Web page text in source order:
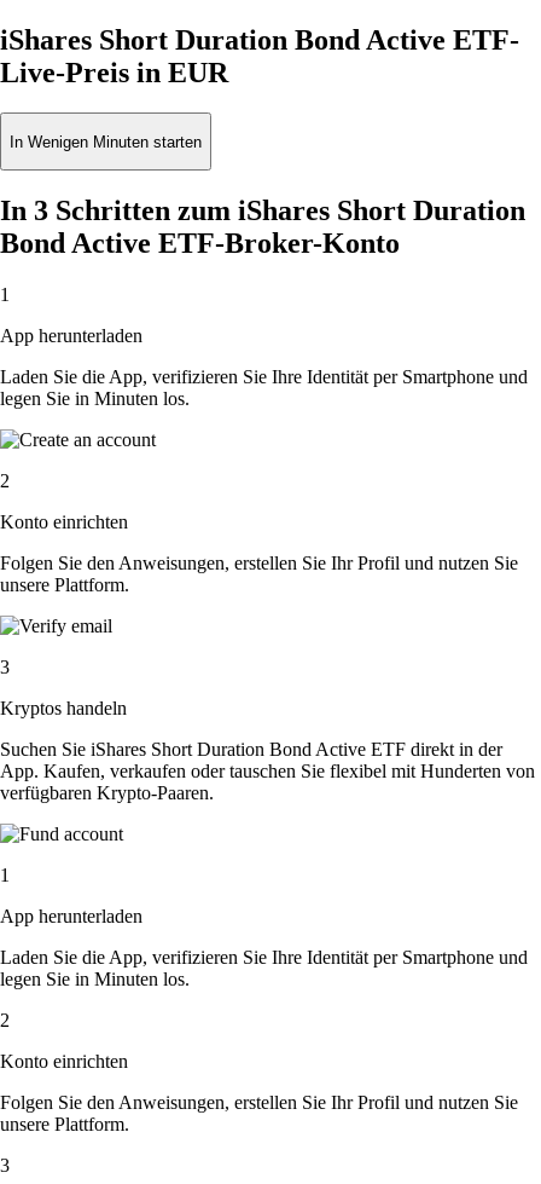
iShares Short Duration Bond Active ETF-
Live-Preis in EUR
In Wenigen Minuten starten
In 3 Schritten zum iShares Short Duration
Bond Active ETF-Broker-Konto
1
App herunterladen
Laden Sie die App, verifizieren Sie Ihre Identität per Smartphone und
legen Sie in Minuten los.
2
Konto einrichten
Folgen Sie den Anweisungen, erstellen Sie Ihr Profil und nutzen Sie
unsere Plattform.
3
Kryptos handeln
Suchen Sie iShares Short Duration Bond Active ETF direkt in der
App. Kaufen, verkaufen oder tauschen Sie flexibel mit Hunderten von
verfügbaren Krypto-Paaren.
1
App herunterladen
Laden Sie die App, verifizieren Sie Ihre Identität per Smartphone und
legen Sie in Minuten los.
2
Konto einrichten
Folgen Sie den Anweisungen, erstellen Sie Ihr Profil und nutzen Sie
unsere Plattform.
3